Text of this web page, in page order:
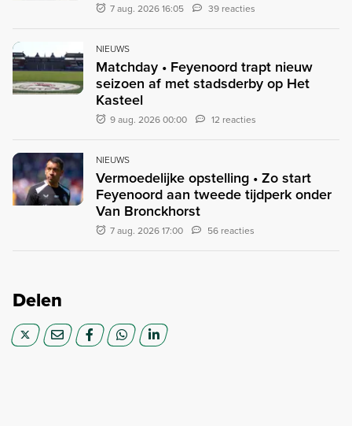
7 aug. 2026 16:05 39 reacties
NIEUWS
Matchday • Feyenoord trapt nieuw
seizoen af met stadsderby op Het
Kasteel
9 aug. 2026 00:00 12 reacties
NIEUWS
Vermoedelijke opstelling • Zo start
Feyenoord aan tweede tijdperk onder
Van Bronckhorst
7 aug. 2026 17:00 56 reacties
Delen